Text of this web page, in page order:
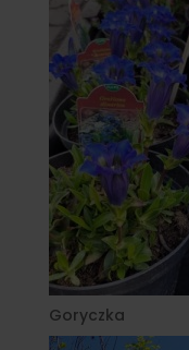
Goryczka